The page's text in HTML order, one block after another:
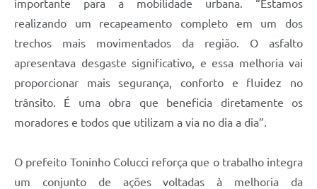
importante para a mobilidade urbana. “Estamos
realizando um recapeamento completo em um dos
trechos mais movimentados da região. O asfalto
apresentava desgaste significativo, e essa melhoria vai
proporcionar mais segurança, conforto e fluidez no
trânsito. É uma obra que beneficia diretamente os
moradores e todos que utilizam a via no dia a dia”.
O prefeito Toninho Colucci reforça que o trabalho integra
um conjunto de ações voltadas à melhoria da